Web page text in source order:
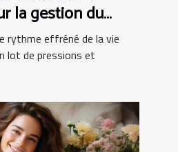
la gestion du
rythme effréné de la vie
lot de pressions et